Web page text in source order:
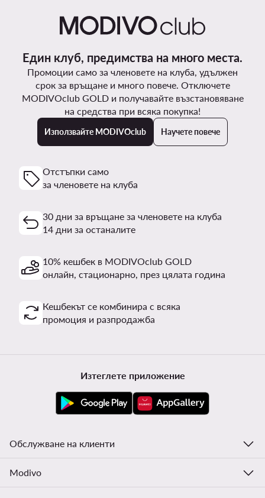
Един клуб, предимства на много места.
Промоции само за членовете на клуба, удължен
срок за връщане и много повече. Отключете
MODIVOclub GOLD и получавайте възстановяване
на средства при всяка покупка!
Използвайте MODIVOclub Научете повече
Отстъпки само
за членовете на клуба
30 дни за връщане за членовете на клуба
14 дни за останалите
10% кешбек в MODIVOclub GOLD
онлайн, стационарно, през цялата година
Кешбекът се комбинира с всяка
промоция и разпродажба
Изтеглете приложение
Обслужване на клиенти
Modivo